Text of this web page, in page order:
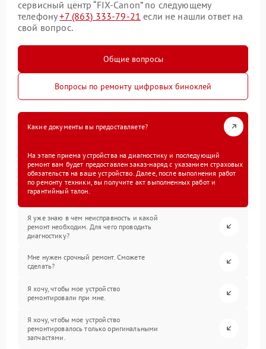
сервисный центр “FIX-Canon” по следующему
телефону+7 (863) 333-79-21 если не нашли ответ на
свой вопрос.
Общие вопросы
Вопросы по ремонту цифровых биноклей
Какие документы вы предоставляете?
На этапе приема устройства на диагностику и последующий
ремонт вам будет предоставлен заказ-наряд с указанием страховых
обязательств на ваше устройство. Далее, после выполнения работ
по ремонту техники, вы получите акт выполненных работ и
гарантийный талон.
Я уже знаю в чем неисправность и какой
ремонт необходим. Для чего проводить
диагностику?
Мне нужен срочный ремонт. Сможете
сделать?
Я хочу, чтобы мое устройство
ремонтировали при мне.
Я хочу, чтобы мое устройство
ремонтировалось только оригинальными
запчастями.